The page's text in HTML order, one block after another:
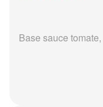
Base sauce